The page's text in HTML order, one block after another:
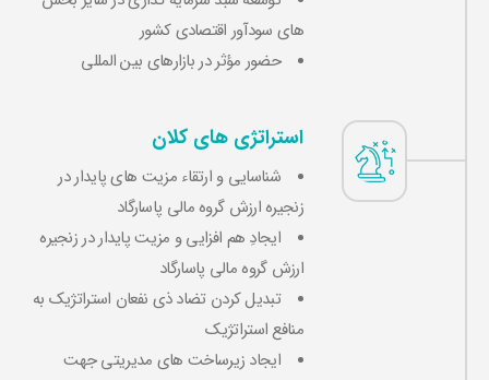
های سودآور اقتصادی کشور
حضور مؤثر در بازارهای بین المللی
استراتژی ­های کلان
شناسایی و ارتقاء مزیت های پایدار در
زنجیره ارزش گروه مالی پاسارگاد
ایجادِ هم افزایی و مزیت پایدار در زنجیره
ارزش گروه مالی پاسارگاد
تبدیل کردن تضاد ذی نفعان استراتژیک به
منافع استراتژیک
ایجاد زیرساخت های مدیریتی جهت